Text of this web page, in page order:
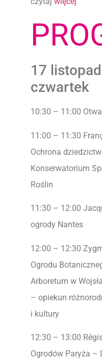
17
czwartek
10:30 – 11:00
11:00 – 11:30
Ochrona
Konserwatorium
Roślin
11:30 – 12:00
ogrody Nantes
12:00 – 12:30
Ogrodu
Arboretum w
– opiekun
i kultury
12:30 – 13:00
Ogrodów Paryża –